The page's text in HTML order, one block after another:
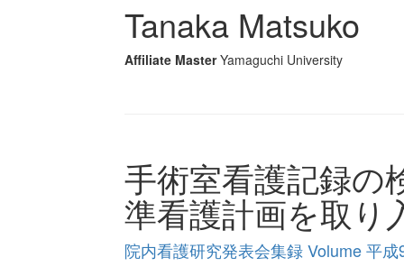
Tanaka Matsuko
Affiliate Master Yamaguchi University
手術室看護記録の
準看護計画を取り
院内看護研究発表会集録 Volume 平成